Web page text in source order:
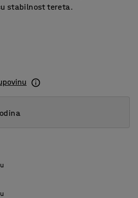
stabilnost tereta.